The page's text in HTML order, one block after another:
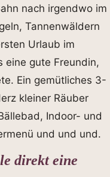
nach irgendwo im
Tannenwäldern
Urlaub im
eine gute Freundin,
Ein gemütliches 3-
kleiner Räuber
Indoor- und
und und und.
direkt eine